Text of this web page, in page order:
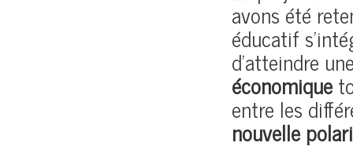
avons été
éducatif
d’atteindre
économique
entre les
nouvelle